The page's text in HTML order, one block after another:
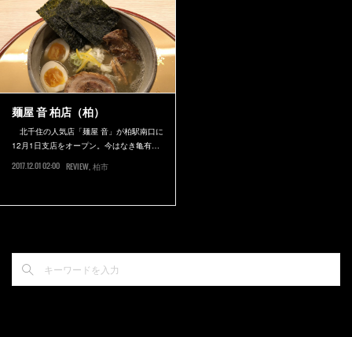
麺屋 音 柏店（柏）
北千住の人気店「麺屋 音」が柏駅南口に
12月1日支店をオープン。今はなき亀有…
2017.12.01 02:00 REVIEW 柏市